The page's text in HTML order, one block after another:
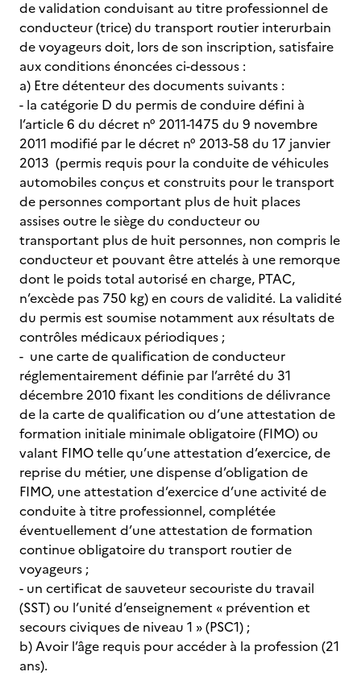
de validation conduisant au titre professionnel de
conducteur (trice) du transport routier interurbain
de voyageurs doit, lors de son inscription, satisfaire
aux conditions énoncées ci-dessous :
a) Etre détenteur des documents suivants :
- la catégorie D du permis de conduire défini à
l’article 6 du décret n° 2011-1475 du 9 novembre
2011 modifié par le décret n° 2013-58 du 17 janvier
2013 (permis requis pour la conduite de véhicules
automobiles conçus et construits pour le transport
de personnes comportant plus de huit places
assises outre le siège du conducteur ou
transportant plus de huit personnes, non compris le
conducteur et pouvant être attelés à une remorque
dont le poids total autorisé en charge, PTAC,
n’excède pas 750 kg) en cours de validité. La validité
du permis est soumise notamment aux résultats de
contrôles médicaux périodiques ;
- une carte de qualification de conducteur
réglementairement définie par l’arrêté du 31
décembre 2010 fixant les conditions de délivrance
de la carte de qualification ou d’une attestation de
formation initiale minimale obligatoire (FIMO) ou
valant FIMO telle qu’une attestation d’exercice, de
reprise du métier, une dispense d’obligation de
FIMO, une attestation d’exercice d’une activité de
conduite à titre professionnel, complétée
éventuellement d’une attestation de formation
continue obligatoire du transport routier de
voyageurs ;
- un certificat de sauveteur secouriste du travail
(SST) ou l’unité d’enseignement « prévention et
secours civiques de niveau 1 » (PSC1) ;
b) Avoir l’âge requis pour accéder à la profession (21
ans).